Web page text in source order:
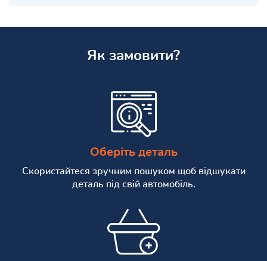
Як замовити?
Оберіть деталь
Скористайтеся зручним пошуком щоб відшукати
деталь під свій автомобіль.